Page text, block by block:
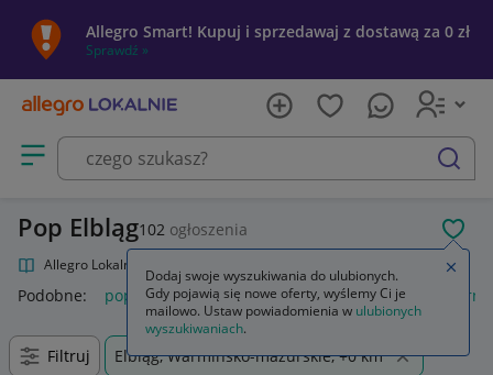
Allegro Smart! Kupuj i sprzedawaj z dostawą za 0 zł
Sprawdź »
Otwórz menu z kategoriami
szukaj
Pop Elbląg102 ogłoszenia
Allegro Lokalnie
Podobne: pop funko pop k pop demon hunters popcorn
Filtruj Elbląg, Warmińsko-mazurskie, +0 km
Dodaj swoje wyszukiwania do ulubionych.
Gdy pojawią się nowe oferty, wyślemy Ci je
mailowo. Ustaw powiadomienia w ulubionych
wyszukiwaniach.